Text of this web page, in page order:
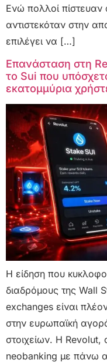
Ενώ πολλοί πίστευαν
αντιστεκόταν στην
επιλέγει να […]
Επανάσταση στη
το Sui που
εκατομμύρια
Η είδηση που
διαδρόμους της Wall
exchanges είναι
στην ευρωπαϊκή
στοιχείων. Η Revolut,
neobanking με πάνω